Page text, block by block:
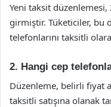
Yeni taksit düzenlemesi,
girmiştir. Tüketiciler, bu
telefonlarını taksitli
2. Hangi cep
Düzenleme, belirli fiyat
taksitli satışına olanak